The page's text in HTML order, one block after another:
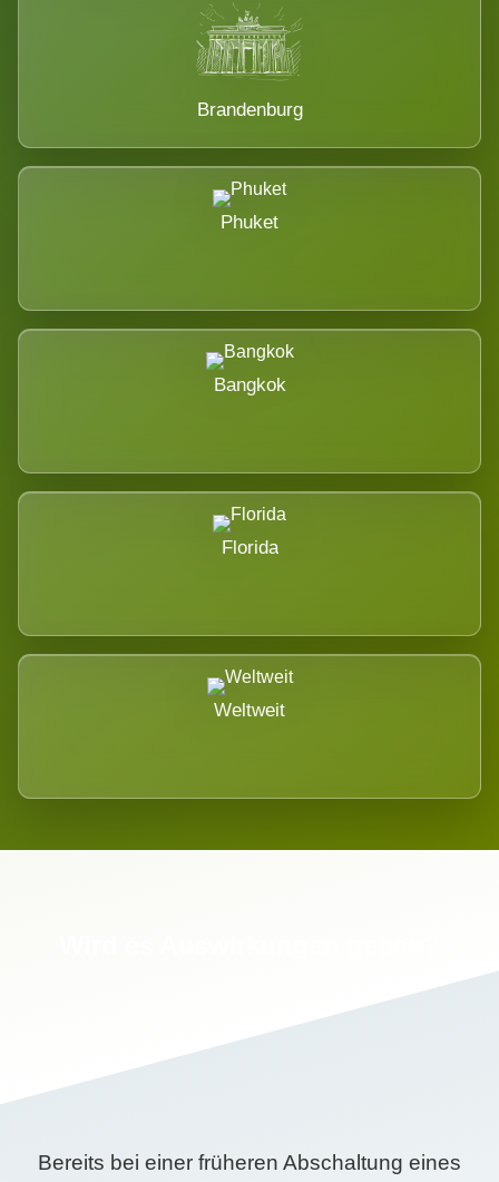
Brandenburg
Phuket
Bangkok
Florida
Weltweit
Bereits bei einer früheren Abschaltung eines